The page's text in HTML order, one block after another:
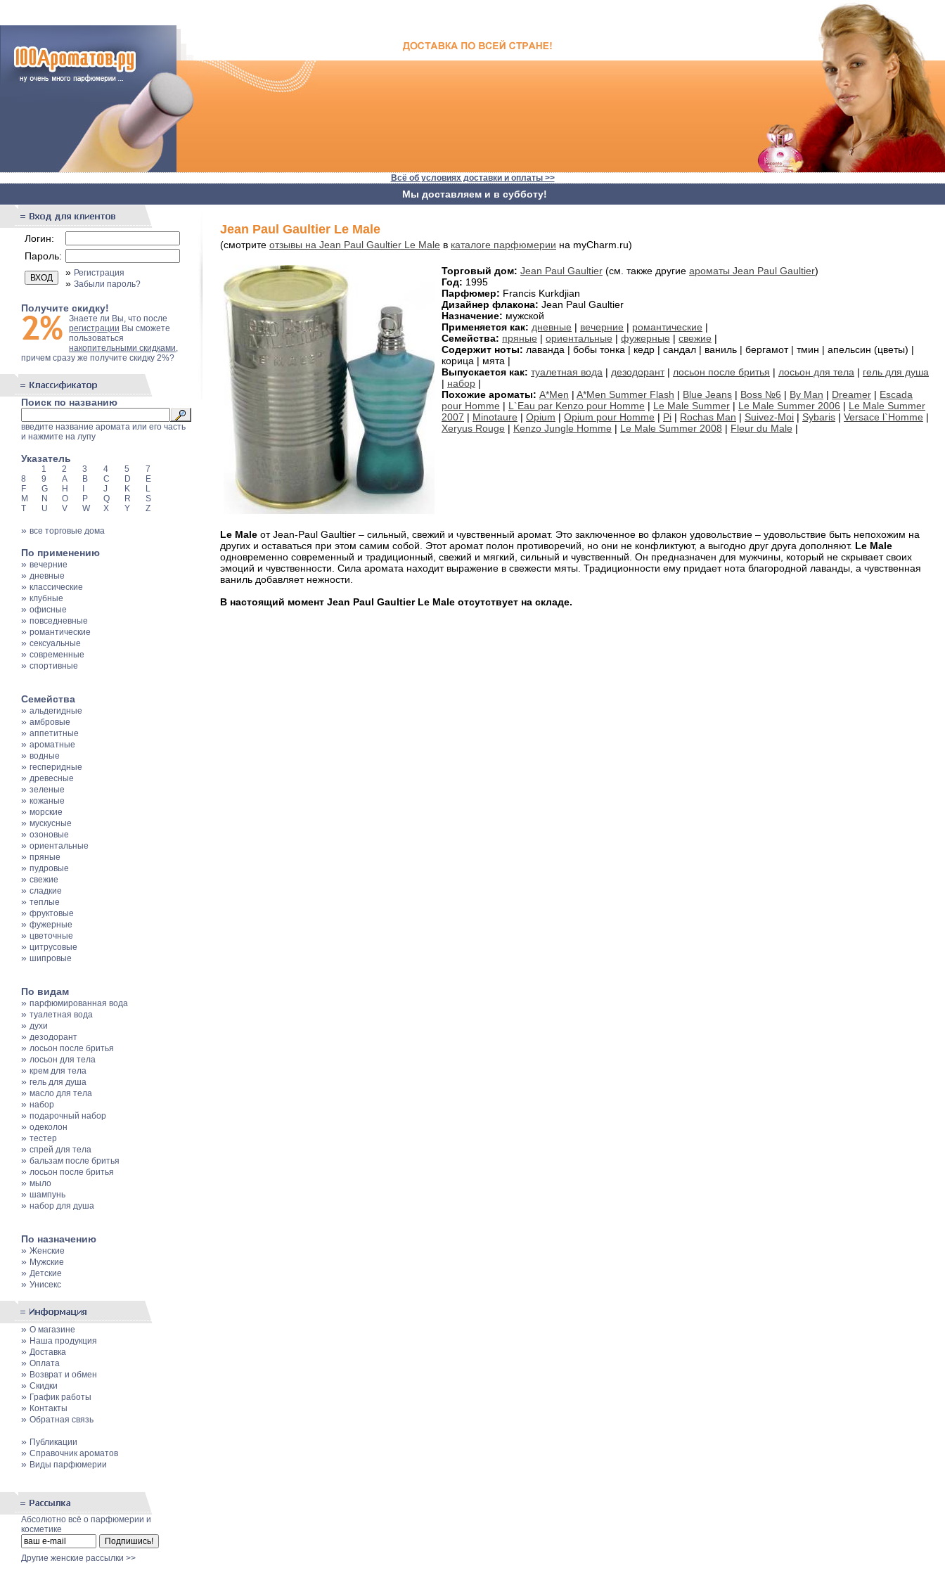
Всё об условиях доставки и оплаты >>
Мы доставляем и в субботу!
Логин:
Пароль:
» Регистрация
» Забыли пароль?
Получите скидку!
Знаете ли Вы, что после
регистрации Вы сможете
пользоваться
накопительными скидками,
причем сразу же получите скидку 2%?
Поиск по названию
введите название аромата или его часть
и нажмите на лупу
Указатель
1 2 3 4 5
7
8
9 A B C D
E
F
G H J K
L
M
N O P Q R
S
T
U V W X Y Z
» все торговые дома
По применению
» вечерние
» дневные
» классические
» клубные
» офисные
» повседневные
» романтические
» сексуальные
» современные
» спортивные
Семейства
» альдегидные
» амбровые
» аппетитные
» ароматные
» водные
» гесперидные
» древесные
» зеленые
» кожаные
» морские
» мускусные
» озоновые
» ориентальные
» пряные
» пудровые
» свежие
» сладкие
» теплые
» фруктовые
» фужерные
» цветочные
» цитрусовые
» шипровые
По видам
» парфюмированная вода
» туалетная вода
» духи
» дезодорант
» лосьон после бритья
» лосьон для тела
» крем для тела
» гель для душа
» масло для тела
» набор
» подарочный набор
» одеколон
» тестер
» спрей для тела
» бальзам после бритья
» лосьон после бритья
» мыло
» шампунь
» набор для душа
По назначению
» Женские
» Мужские
» Детские
» Унисекс
» О магазине
» Наша продукция
» Доставка
» Оплата
» Возврат и обмен
» Скидки
» График работы
» Контакты
» Обратная связь
» Публикации
» Cправочник ароматов
» Виды парфюмерии
Абсолютно всё о парфюмерии и
косметике
Другие женские рассылки >>
Jean Paul Gaultier Le Male
(смотрите отзывы на Jean Paul Gaultier Le Male в каталоге парфюмерии на myCharm.ru)
Торговый дом: Jean Paul Gaultier (см. также другие ароматы Jean Paul Gaultier)
Год: 1995
Парфюмер: Francis Kurkdjian
Дизайнер флакона: Jean Paul Gaultier
Назначение: мужской
Применяется как: дневные | вечерние | романтические |
Семейства: пряные | ориентальные | фужерные | свежие |
Содержит ноты: лаванда | бобы тонка | кедр | сандал | ваниль | бергамот | тмин | апельсин (цветы) |
корица | мята |
Выпускается как: туалетная вода | дезодорант| лосьон после бритья | лосьон для тела | гель для душа
| набор |
Похожие ароматы: A*Men | A*Men Summer Flash | Blue Jeans | Boss №6 | By Man | Dreamer | Escada
pour Homme | L`Eau par Kenzo pour Homme | Le Male Summer | Le Male Summer 2006 | Le Male Summer
2007 | Minotaure | Opium | Opium pour Homme | Pi | Rochas Man | Suivez-Moi | Sybaris | Versace l`Homme |
Xeryus Rouge | Kenzo Jungle Homme | Le Male Summer 2008 | Fleur du Male |
Le Male от Jean-Paul Gaultier – сильный, свежий и чувственный аромат. Это заключенное во флакон удовольствие – удовольствие быть непохожим на
других и оставаться при этом самим собой. Этот аромат полон противоречий, но они не конфликтуют, а выгодно друг друга дополняют. Le Male
одновременно современный и традиционный, свежий и мягкий, сильный и чувственный. Он предназначен для мужчины, который не скрывает своих
эмоций и чувственности. Сила аромата находит выражение в свежести мяты. Традиционности ему придает нота благородной лаванды, а чувственная
ваниль добавляет нежности.
В настоящий момент Jean Paul Gaultier Le Male отсутствует на складе.